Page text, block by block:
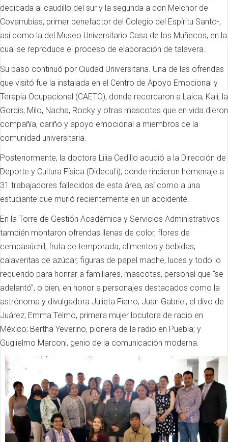
dedicada al caudillo del sur y la segunda a don Melchor de
Covarrubias, primer benefactor del Colegio del Espíritu Santo-,
así como la del Museo Universitario Casa de los Muñecos, en la
cual se reproduce el proceso de elaboración de talavera.
Su paso continuó por Ciudad Universitaria. Una de las ofrendas
que visitó fue la instalada en el Centro de Apoyo Emocional y
Terapia Ocupacional (CAETO), donde recordaron a Laica, Kali, la
Gordis, Milo, Nacha, Rocky y otras mascotas que en vida dieron
compañía, cariño y apoyo emocional a miembros de la
comunidad universitaria.
Posteriormente, la doctora Lilia Cedillo acudió a la Dirección de
Deporte y Cultura Física (Didecufi), donde rindieron homenaje a
31 trabajadores fallecidos de esta área, así como a una
estudiante que murió recientemente en un accidente.
En la Torre de Gestión Académica y Servicios Administrativos
también montaron ofrendas llenas de color, flores de
cempasúchil, fruta de temporada, alimentos y bebidas,
calaveritas de azúcar, figuras de papel mache, luces y todo lo
requerido para honrar a familiares, mascotas, personal que “se
adelantó”, o bien, en honor a personajes destacados como la
astrónoma y divulgadora Julieta Fierro; Juan Gabriel, el divo de
Juárez; Emma Telmo, primera mujer locutora de radio en
México; Bertha Yeverino, pionera de la radio en Puebla; y
Guglielmo Marconi, genio de la comunicación moderna.